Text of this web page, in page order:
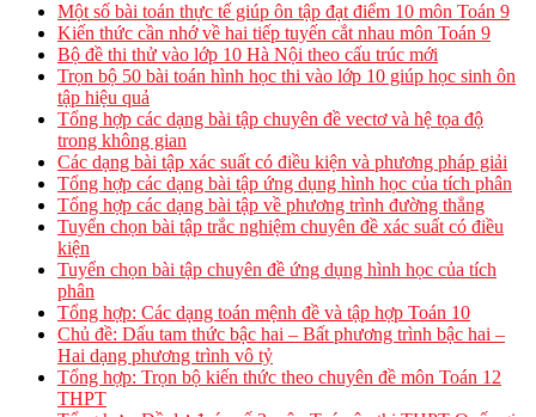
Một số bài toán thực tế giúp ôn tập đạt điểm 10 môn Toán 9
Kiến thức cần nhớ về hai tiếp tuyến cắt nhau môn Toán 9
Bộ đề thi thử vào lớp 10 Hà Nội theo cấu trúc mới
Trọn bộ 50 bài toán hình học thi vào lớp 10 giúp học sinh ôn
tập hiệu quả
Tổng hợp các dạng bài tập chuyên đề vectơ và hệ tọa độ
trong không gian
Các dạng bài tập xác suất có điều kiện và phương pháp giải
Tổng hợp các dạng bài tập ứng dụng hình học của tích phân
Tổng hợp các dạng bài tập về phương trình đường thẳng
Tuyển chọn bài tập trắc nghiệm chuyên đề xác suất có điều
kiện
Tuyển chọn bài tập chuyên đề ứng dụng hình học của tích
phân
Tổng hợp: Các dạng toán mệnh đề và tập hợp Toán 10
Chủ đề: Dấu tam thức bậc hai – Bất phương trình bậc hai –
Hai dạng phương trình vô tỷ
Tổng hợp: Trọn bộ kiến thức theo chuyên đề môn Toán 12
THPT